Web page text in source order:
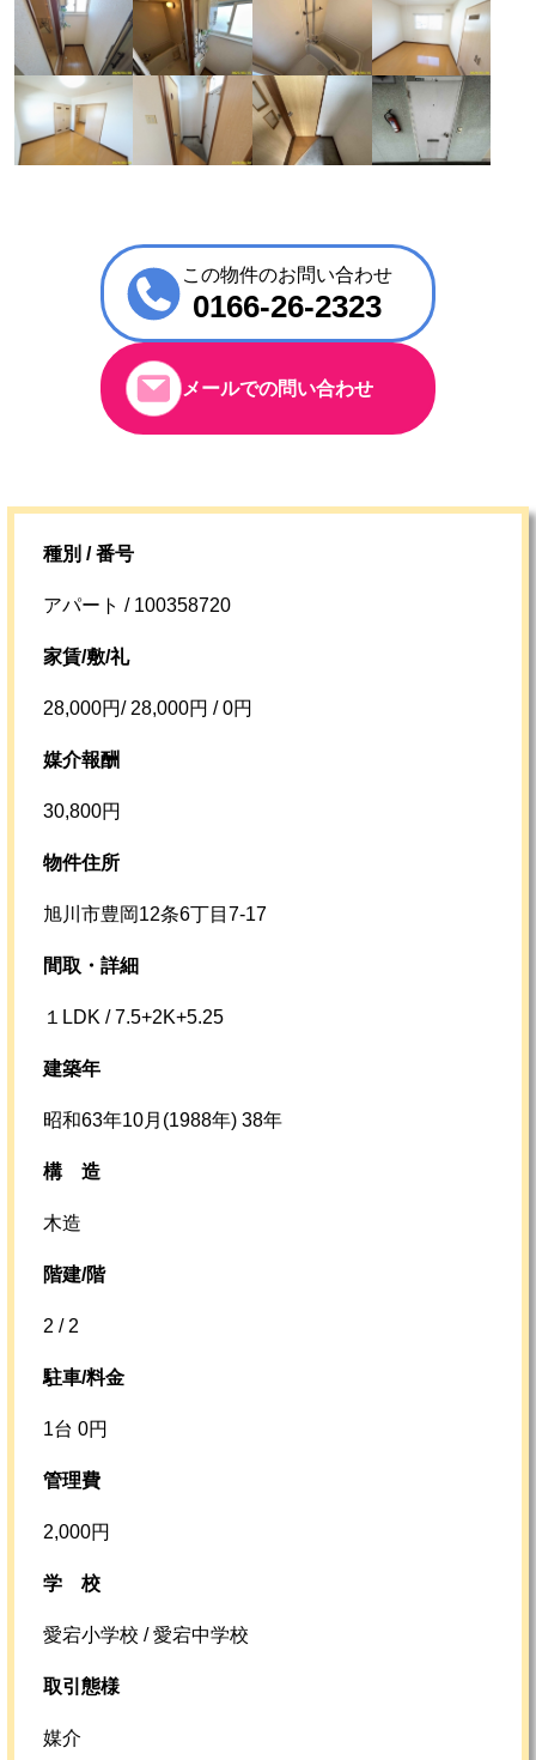
この物件のお問い合わせ
0166-26-2323
メールでの問い合わせ
種別 / 番号
アパート / 100358720
家賃/敷/礼
28,000円/ 28,000円 / 0円
媒介報酬
30,800円
物件住所
旭川市豊岡12条6丁目7-17
間取・詳細
１LDK / 7.5+2K+5.25
建築年
昭和63年10月(1988年) 38年
構 造
木造
階建/階
2 / 2
駐車/料金
1台 0円
管理費
2,000円
学校
愛宕小学校 / 愛宕中学校
取引態様
媒介